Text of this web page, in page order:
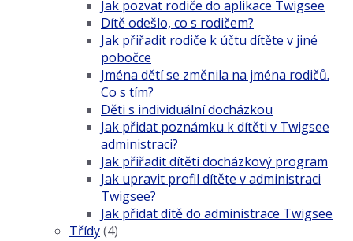
Jak pozvat rodiče do aplikace Twigsee
Dítě odešlo, co s rodičem?
Jak přiřadit rodiče k účtu dítěte v jiné
pobočce
Jména dětí se změnila na jména rodičů.
Co s tím?
Děti s individuální docházkou
Jak přidat poznámku k dítěti v Twigsee
administraci?
Jak přiřadit dítěti docházkový program
Jak upravit profil dítěte v administraci
Twigsee?
Jak přidat dítě do administrace Twigsee
Třídy(4)